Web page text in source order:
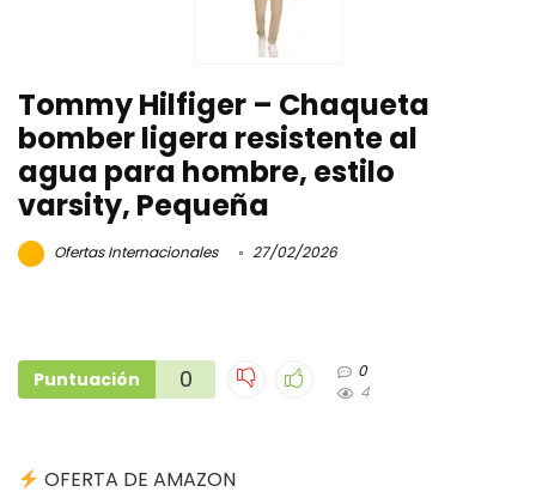
Tommy Hilfiger – Chaqueta
bomber ligera resistente al
agua para hombre, estilo
varsity, Pequeña
Ofertas Internacionales 27/02/2026
Puntuación 0
0
4
OFERTA DE AMAZON